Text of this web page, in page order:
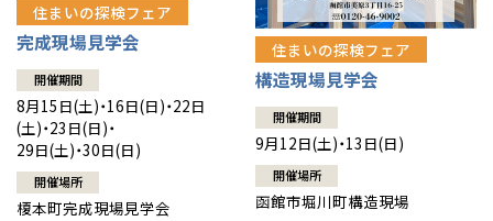
住まいの探検フェア
完成現場見学会
開催期間
8月15日(土)・16日(日)・22日
(土)・23日(日)・
29日(土)・30日(日)
開催場所
榎本町完成現場見学会
住まいの探検フェア
構造現場見学会
開催期間
9月12日(土)・13日(日)
開催場所
函館市堀川町構造現場